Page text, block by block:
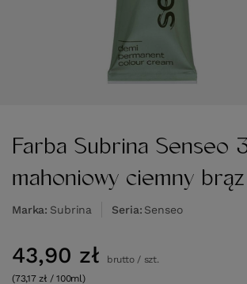
Farba Subrina Senseo
mahoniowy ciemny
Marka Subrina Seria Senseo
43,90 zł brutto/ szt.
(73,17 zł / 100ml)